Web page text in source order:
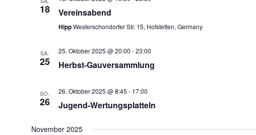
18 Vereinsabend
HippWesterschondorfer Str. 15, Hofstetten, Germany
SA.
25
25. Oktober 2025 @ 20:00 -23:00
Herbst-Gauversammlung
SO.
26
26. Oktober 2025 @ 8:45 - 17:00
Jugend-Wertungsplatteln
November 2025